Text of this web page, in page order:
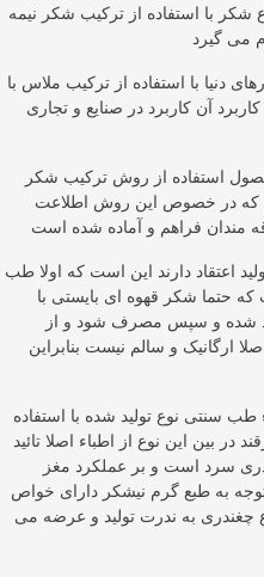
شکر با استفاده از ترکیب شکر نیمه
دنیا با استفاده از ترکیب ملاس با
آن کاربرد در صنایع و تجاری
استفاده از روش ترکیب شکر
که در خصوص این روش اطلاعت
اعتقاد دارند این است که اولا طب
حتما شکر قهوه ای بایستی با
شده و سپس مصرف شود و از
ارگانیک و سالم نیست بنابراین
سنتی نوع تولید شده با استفاده
در بین این نوع از اطباء اصلا تائید
سرد است و بر عملکرد مغز
توجه به طبع گرم نیشکر دارای خواص
چغندری به ندرت تولید و عرضه می